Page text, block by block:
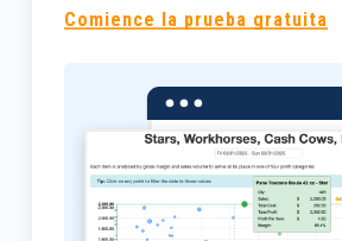
Comience la prueba gratuita